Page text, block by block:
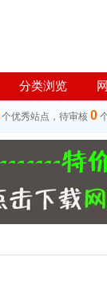
分类浏览
个优秀站点，待审核 0